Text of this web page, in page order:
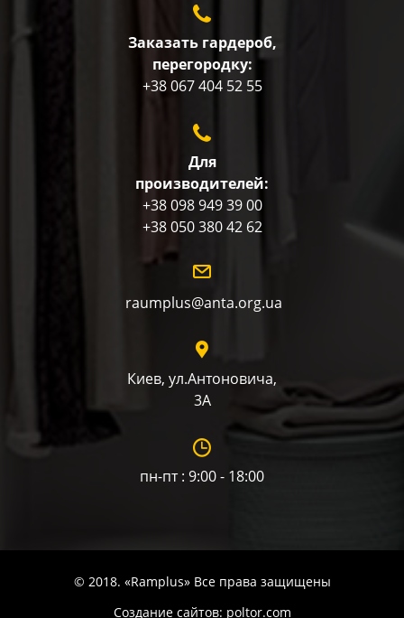
Заказать гардероб,
перегородку:
+38 067 404 52 55
Для
производителей:
+38 098 949 39 00
+38 050 380 42 62
raumplus@anta.org.ua
Киев, ул.Антоновича,
3А
пн-пт : 9:00 - 18:00
© 2018. «Ramplus» Все права защищены
Создание сайтов: poltor.com